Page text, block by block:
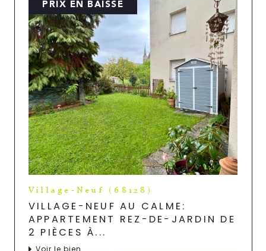
PRIX EN BAISSE
Village-Neuf (68128)
VILLAGE-NEUF AU CALME:
APPARTEMENT REZ-DE-JARDIN DE
2 PIÈCES À...